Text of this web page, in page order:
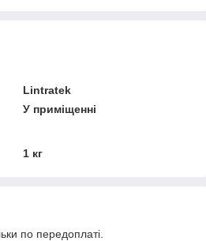
Lintratek
У приміщенні
1 кг
по передоплаті.